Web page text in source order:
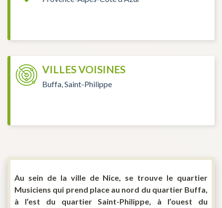
VILLES VOISINES
Buffa, Saint-Philippe
Au sein de la ville de Nice, se trouve le quartier
Musiciens qui prend place au nord du quartier Buffa,
à l’est du quartier Saint-Philippe, à l’ouest du